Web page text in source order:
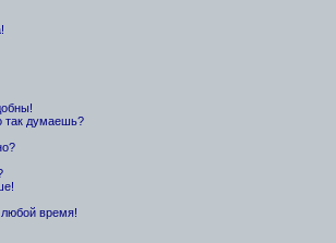
так думаешь?
время!